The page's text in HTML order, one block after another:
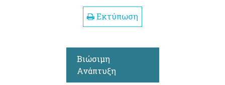
Εκτύπωση
Βιώσιμη
Ανάπτυξη